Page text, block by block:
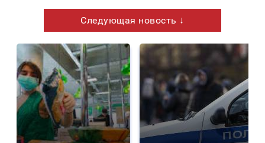
Следующая новость ↓